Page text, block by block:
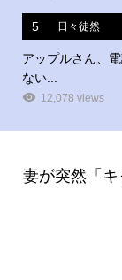
5 日々徒然
アップルさん、
ない...
12,078 views
妻が突然「